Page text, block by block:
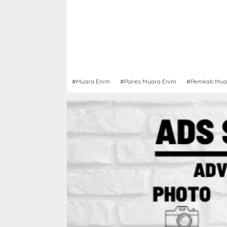
#Muara Enim #Polres Muara Enim #Pemkab